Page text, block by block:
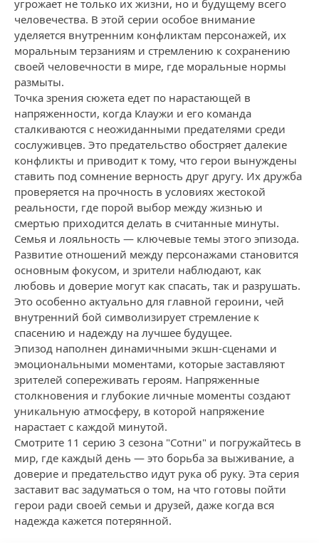
угрожает не только их жизни, но и будущему всего
человечества. В этой серии особое внимание
уделяется внутренним конфликтам персонажей, их
моральным терзаниям и стремлению к сохранению
своей человечности в мире, где моральные нормы
размыты.
Точка зрения сюжета едет по нарастающей в
напряженности, когда Клаужи и его команда
сталкиваются с неожиданными предателями среди
сослуживцев. Это предательство обостряет далекие
конфликты и приводит к тому, что герои вынуждены
ставить под сомнение верность друг другу. Их дружба
проверяется на прочность в условиях жестокой
реальности, где порой выбор между жизнью и
смертью приходится делать в считанные минуты.
Семья и лояльность — ключевые темы этого эпизода.
Развитие отношений между персонажами становится
основным фокусом, и зрители наблюдают, как
любовь и доверие могут как спасать, так и разрушать.
Это особенно актуально для главной героини, чей
внутренний бой символизирует стремление к
спасению и надежду на лучшее будущее.
Эпизод наполнен динамичными экшн-сценами и
эмоциональными моментами, которые заставляют
зрителей сопереживать героям. Напряженные
столкновения и глубокие личные моменты создают
уникальную атмосферу, в которой напряжение
нарастает с каждой минутой.
Смотрите 11 серию 3 сезона "Сотни" и погружайтесь в
мир, где каждый день — это борьба за выживание, а
доверие и предательство идут рука об руку. Эта серия
заставит вас задуматься о том, на что готовы пойти
герои ради своей семьи и друзей, даже когда вся
надежда кажется потерянной.